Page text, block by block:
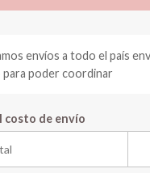
envíos a todo el país
poder coordinar
costo de envío